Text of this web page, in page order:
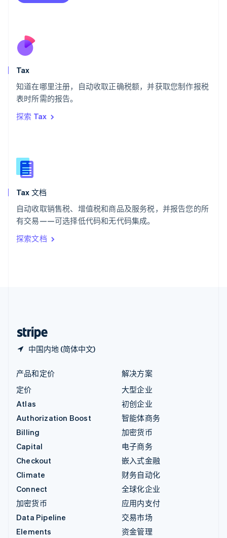
Tax
知道在哪里注册，自动收取正确税额，并获取您制作报税
表时所需的报告。
探索 Tax
Tax 文档
自动收取销售税、增值税和商品及服务税，并报告您的所
有交易——可选择低代码和无代码集成。
探索文档
中国内地 (简体中文)
瑞士
English
斯洛伐克
泰国
ไทยEnglish
English
English
新西兰
匈牙利
意大利
ItalianoEnglish
印度
English
产品和定价
定价
Atlas
Authorization Boost
Billing
Capital
Checkout
Climate
Connect
加密货币
Data Pipeline
Elements
解决方案
大型企业
初创企业
智能体商务
加密货币
电子商务
嵌入式金融
财务自动化
全球化企业
应用内支付
交易市场
资金管理